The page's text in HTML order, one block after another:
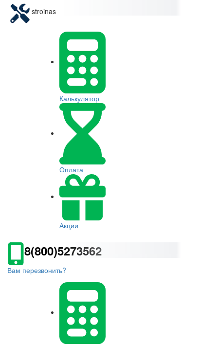
stroinas
Калькулятор
Оплата
Акции
8(800)5273562
Вам перезвонить?